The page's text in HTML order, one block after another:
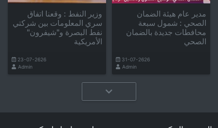
مدير عام هيئة الضمان
الصحي : شمول سبعة
محافطات جديدة بالضمان
الصحي
31-07-2626
Admin
وزير النفط : وقعنا اتفاق
سري المعلومات بين شركتي
نفط البصرة و"شيفرون"
الأمريكية
23-07-2626
Admin